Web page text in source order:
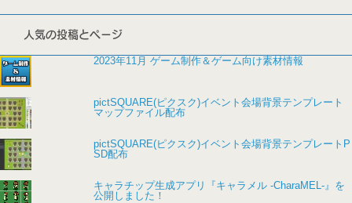
人気の投稿とページ
2023年11月 ゲーム制作＆ゲーム向け素材情報
pictSQUARE(ピクスク)イベント会場背景テンプレート
マップファイル配布
pictSQUARE(ピクスク)イベント会場背景テンプレートP
SD配布
キャラチップ生成アプリ『キャラメル -CharaMEL-』を
公開しました！